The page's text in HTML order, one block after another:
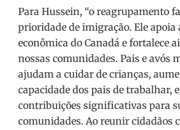
Para Hussein, “o reagrupamento
prioridade de imigração. Ele apoia
econômica do Canadá e fortalece
nossas comunidades. Pais e avós
ajudam a cuidar de crianças,
capacidade dos pais de trabalhar,
contribuições significativas para
comunidades. Ao reunir cidadãos